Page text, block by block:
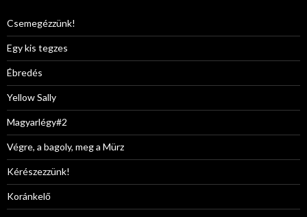
Csemegézzünk!
Egy kis tegzes
Ébredés
Yellow Sally
Magyarlégy#2
Végre, a bagoly, meg a Mürz
Kérészezzünk!
Koránkelő